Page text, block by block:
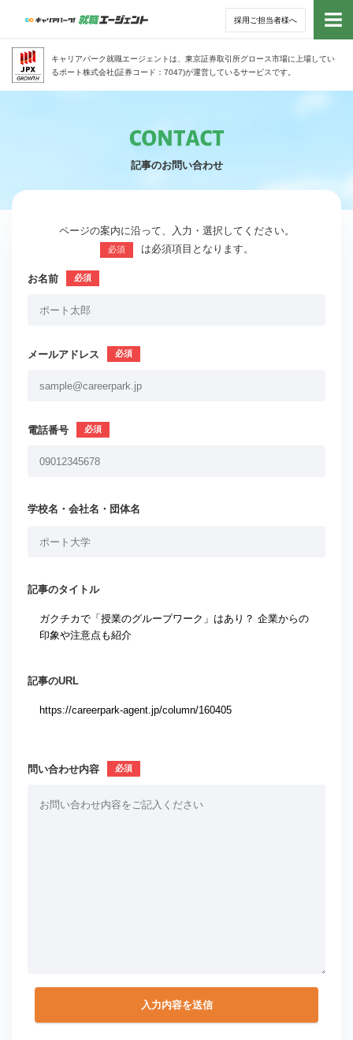
採用ご担当者様へ
キャリアパーク就職エージェントは、東京証券取引所グロース市場に上場してい
るポート株式会社(証券コード：7047)が運営しているサービスです。
トッ
記事のお問い合わせ
ページの案内に沿って、入力・選択してください。
必須 は必須項目となります。
お名前
メールアドレス
電話番号
学校名・会社名・団体名
記事のタイトル
記事のURL
問い合わせ内容